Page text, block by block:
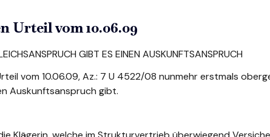
Urteil vom 10.06.09
GIBT ES EINEN AUSKUNFTSANSPRUCH
vom 10.06.09, Az.: 7 U 4522/08 nunmehr erstmals
Auskunftsanspruch gibt.